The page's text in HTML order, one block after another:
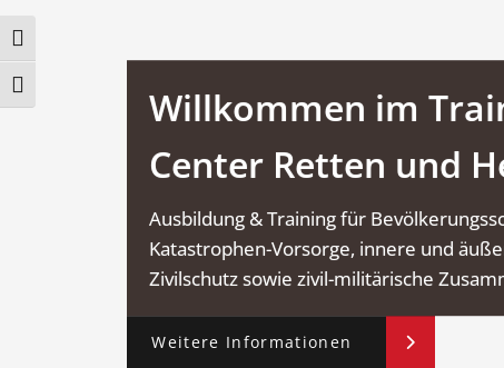
Umschalten auf hohe Kontraste
Schrift vergrößernWillkommen im
Center Retten und
Ausbildung & Training für
Katastrophen-Vorsorge, innere und
Zivilschutz sowie zivil-militärische
Weitere Informationen